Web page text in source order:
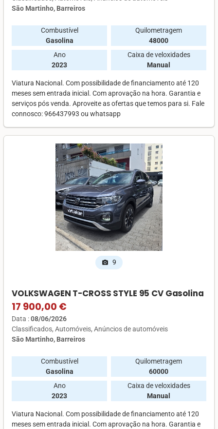
São Martinho, Barreiros
Combustível
Gasolina
Quilometragem
48000
Ano
2023
Caixa de veloxidades
Manual
Viatura Nacional. Com possibilidade de financiamento até 120
meses sem entrada inicial. Com aprovação na hora. Garantia e
serviços pós venda. Aproveite as ofertas que temos para si. Fale
connosco: 966437993 ou whatsapp
photo_camera 9
VOLKSWAGEN T-CROSS STYLE 95 CV Gasolina
17 900,00 €
Data :08/06/2026
Classificados Automóveis Anúncios de automóveis
São Martinho, Barreiros
Combustível
Gasolina
Quilometragem
60000
Ano
2023
Caixa de veloxidades
Manual
Viatura Nacional. Com possibilidade de financiamento até 120
meses sem entrada inicial. Com aprovação na hora. Garantia e